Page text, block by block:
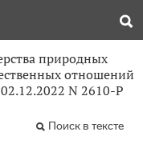
природных
отношений
N 2610-Р
Поиск в тексте